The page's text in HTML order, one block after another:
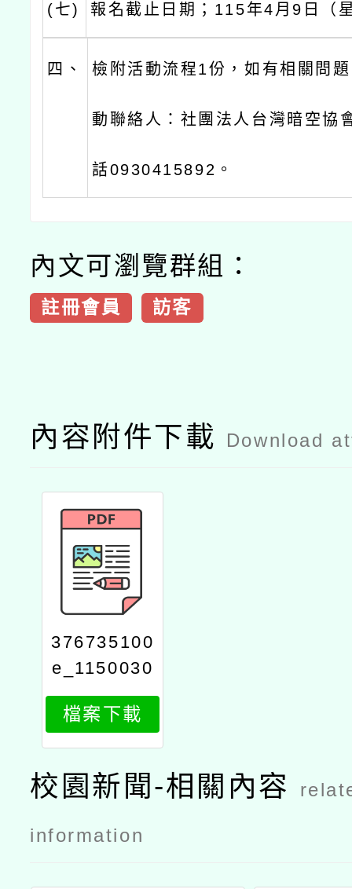
(七) 報名截止日期；115年4月9日（
四、 檢附活動流程1份，如有相關問
動聯絡人：社團法人台灣暗空協
話0930415892。
內文可瀏覽群組：
註冊會員 訪客
內容附件下載 Download
376735100
e_1150030
444_attach
1
檔案下載
校園新聞-相關內容
information